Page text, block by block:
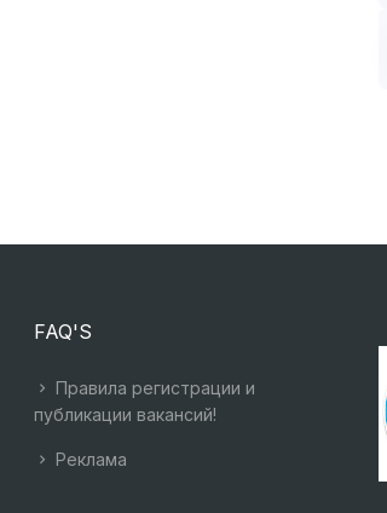
FAQ'S
Правила регистрации и
публикации вакансий!
Реклама